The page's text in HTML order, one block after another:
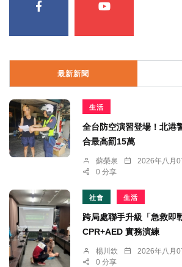
最新新聞
生活
全台防空演習登場！北
合最高罰15萬
蘇榮泉 2026年八月
0 分享
社會 生活
跨局處聯手升級「急救即
CPR+AED 實務演練
楊川欽 2026年八月
0 分享